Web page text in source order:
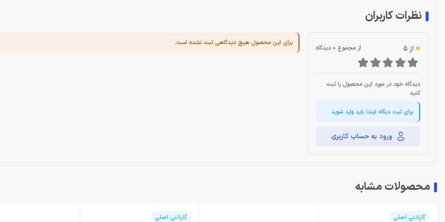
نظرات کاربران
0 از 5 از مجموع 0 دیدگاه
دیدگاه خود در مورد این محصول را ثبت
کنید
برای ثبت دیگاه ایندا باید وارد شوید
ورود به حساب کاربری
برای این محصول هیچ دیدگاهی ثبت نشده است.
محصولات مشابه
گارانتی اصلی گارانتی اصلی